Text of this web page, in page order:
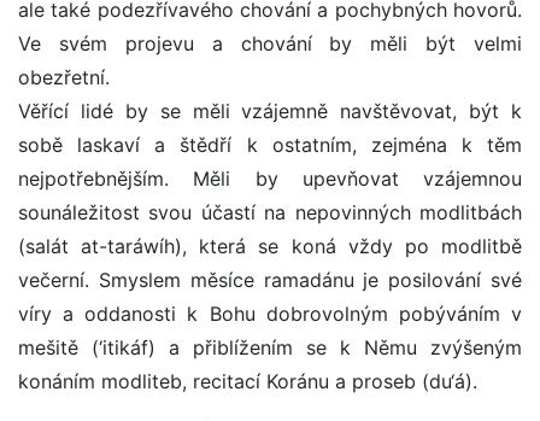
ale také podezřívavého chování a pochybných hovorů.
Ve svém projevu a chování by měli být velmi
obezřetní.
Věřící lidé by se měli vzájemně navštěvovat, být k
sobě laskaví a štědří k ostatním, zejména k těm
nejpotřebnějším. Měli by upevňovat vzájemnou
sounáležitost svou účastí na nepovinných modlitbách
(salát at-taráwíh), která se koná vždy po modlitbě
večerní. Smyslem měsíce ramadánu je posilování své
víry a oddanosti k Bohu dobrovolným pobýváním v
mešitě (‘itikáf) a přiblížením se k Němu zvýšeným
konáním modliteb, recitací Koránu a proseb (du‘á).